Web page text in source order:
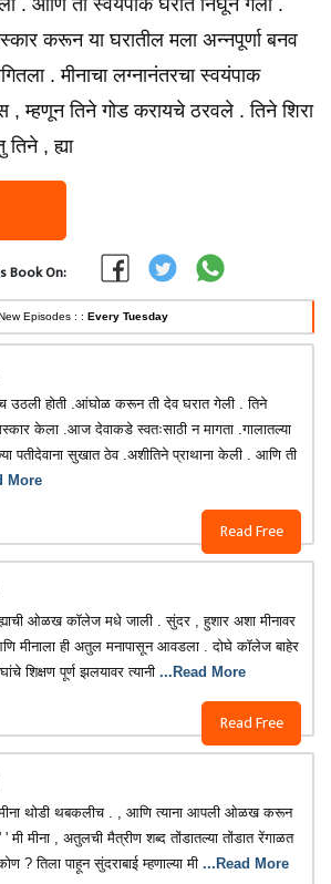
. आणि ती स्वयंपाक घरात निघून गेली .
करून या घरातील मला अन्नपूर्णा बनव
. मीनाचा लग्नानंतरचा स्वयंपाक
, म्हणून तिने गोड करायचे ठरवले . तिने शिरा
, ह्या
Book On:
Episodes : : Every Tuesday
Read Free
होती .आंघोळ करून ती देव घरात गेली . तिने
केला .आज देवाकडे स्वतःसाठी न मागता .गालातल्या
पतीदेवाना सुखात ठेव .अशीतिने प्राथाना केली . आणि ती
More
Read Free
ओळख कॉलेज मधे जाली . सुंदर , हुशार अशा मीनावर
मीनाला ही अतुल मनापासून आवडला . दोघे कॉलेज बाहेर
शिक्षण पूर्ण झलयावर त्यानी ...Read More
मीना थोडी थबकलीच . , आणि त्याना आपली ओळख करून
मी मीना , अतुलची मैत्रीण शब्द तोंडातल्या तोंडात रेंगाळत
? तिला पाहून सुंदराबाई म्हणाल्या मी ...Read More